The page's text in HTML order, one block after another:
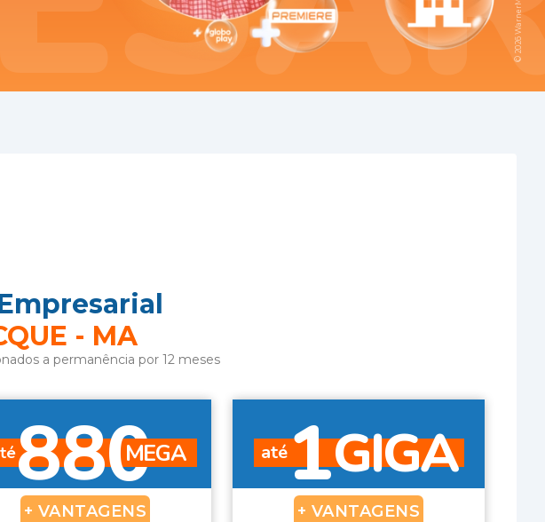
©
2026
- MA
a permanência por 12 meses
880MEGA
+ VANTAGENS
até1GIGA
+ VANTAGENS